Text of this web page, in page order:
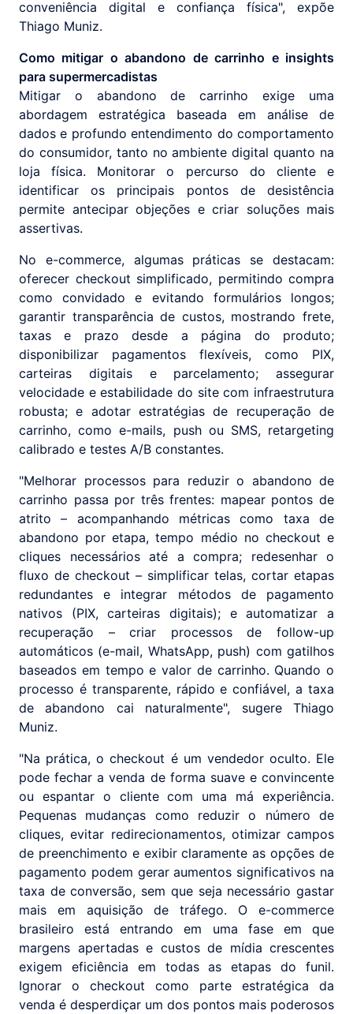
conveniência digital e confiança física", expõe
Thiago Muniz.
Como mitigar o abandono de carrinho e insights
para supermercadistas
Mitigar o abandono de carrinho exige uma
abordagem estratégica baseada em análise de
dados e profundo entendimento do comportamento
do consumidor, tanto no ambiente digital quanto na
loja física. Monitorar o percurso do cliente e
identificar os principais pontos de desistência
permite antecipar objeções e criar soluções mais
assertivas.
No e-commerce, algumas práticas se destacam:
oferecer checkout simplificado, permitindo compra
como convidado e evitando formulários longos;
garantir transparência de custos, mostrando frete,
taxas e prazo desde a página do produto;
disponibilizar pagamentos flexíveis, como PIX,
carteiras digitais e parcelamento; assegurar
velocidade e estabilidade do site com infraestrutura
robusta; e adotar estratégias de recuperação de
carrinho, como e-mails, push ou SMS, retargeting
calibrado e testes A/B constantes.
"Melhorar processos para reduzir o abandono de
carrinho passa por três frentes: mapear pontos de
atrito – acompanhando métricas como taxa de
abandono por etapa, tempo médio no checkout e
cliques necessários até a compra; redesenhar o
fluxo de checkout – simplificar telas, cortar etapas
redundantes e integrar métodos de pagamento
nativos (PIX, carteiras digitais); e automatizar a
recuperação – criar processos de follow-up
automáticos (e-mail, WhatsApp, push) com gatilhos
baseados em tempo e valor de carrinho. Quando o
processo é transparente, rápido e confiável, a taxa
de abandono cai naturalmente", sugere Thiago
Muniz.
"Na prática, o checkout é um vendedor oculto. Ele
pode fechar a venda de forma suave e convincente
ou espantar o cliente com uma má experiência.
Pequenas mudanças como reduzir o número de
cliques, evitar redirecionamentos, otimizar campos
de preenchimento e exibir claramente as opções de
pagamento podem gerar aumentos significativos na
taxa de conversão, sem que seja necessário gastar
mais em aquisição de tráfego. O e-commerce
brasileiro está entrando em uma fase em que
margens apertadas e custos de mídia crescentes
exigem eficiência em todas as etapas do funil.
Ignorar o checkout como parte estratégica da
venda é desperdiçar um dos pontos mais poderosos